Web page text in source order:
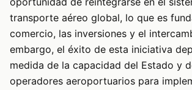
transporte aéreo global, lo que es
comercio, las inversiones y el
embargo, el éxito de esta iniciativa
medida de la capacidad del Estado y
operadores aeroportuarios para